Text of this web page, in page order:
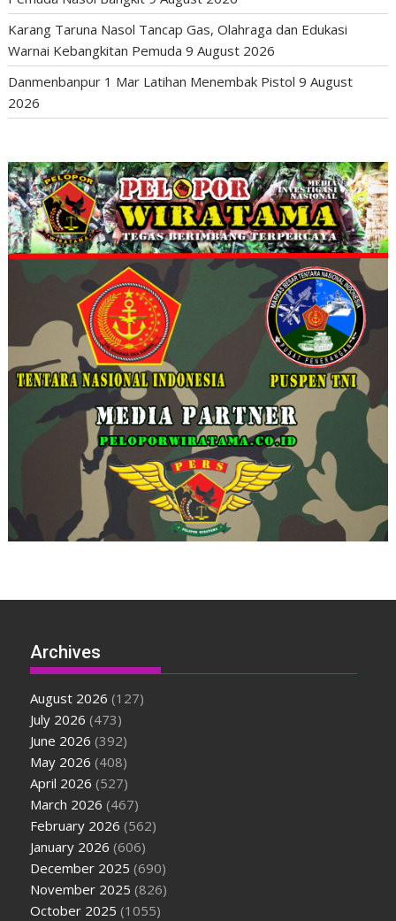
Karang Taruna Nasol Tancap Gas, Olahraga dan Edukasi
Warnai Kebangkitan Pemuda 9 August 2026
Danmenbanpur 1 Mar Latihan Menembak Pistol 9 August
2026
Archives
August 2026 (127)
July 2026 (473)
June 2026 (392)
May 2026 (408)
April 2026 (527)
March 2026 (467)
February 2026 (562)
January 2026 (606)
December 2025 (690)
November 2025 (826)
October 2025 (1055)